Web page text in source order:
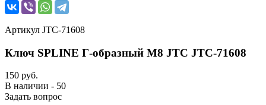
Артикул JTC-71608
Ключ SPLINE Г-образный M8 JTC JTC-71608
150 руб.
В наличии - 50
Задать вопрос